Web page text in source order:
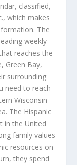
classified,
which makes
The
weekly
reaches the
Green Bay,
surrounding
need to reach
Wisconsin
The Hispanic
in the United
family values
resources on
they spend